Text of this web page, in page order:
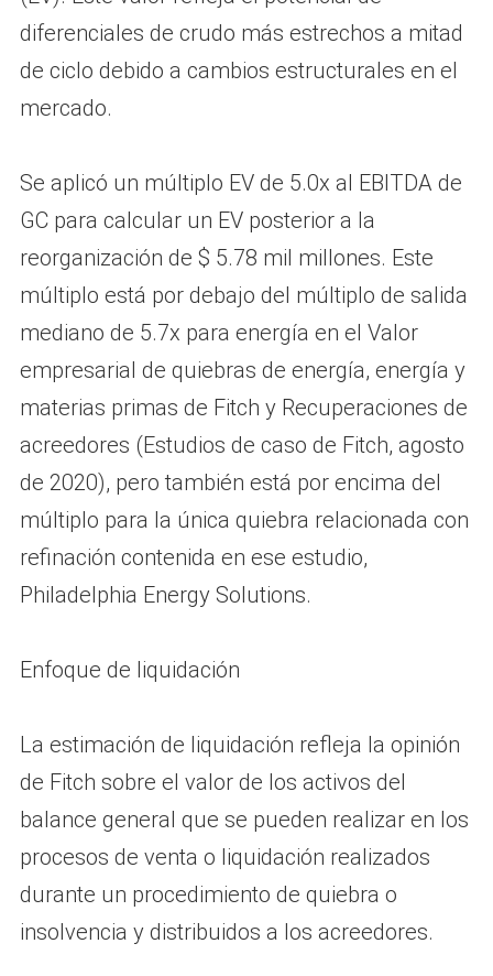
diferenciales de crudo más estrechos a mitad
de ciclo debido a cambios estructurales en el
mercado.
Se aplicó un múltiplo EV de 5.0x al EBITDA de
GC para calcular un EV posterior a la
reorganización de $ 5.78 mil millones. Este
múltiplo está por debajo del múltiplo de salida
mediano de 5.7x para energía en el Valor
empresarial de quiebras de energía, energía y
materias primas de Fitch y Recuperaciones de
acreedores (Estudios de caso de Fitch, agosto
de 2020), pero también está por encima del
múltiplo para la única quiebra relacionada con
refinación contenida en ese estudio,
Philadelphia Energy Solutions.
Enfoque de liquidación
La estimación de liquidación refleja la opinión
de Fitch sobre el valor de los activos del
balance general que se pueden realizar en los
procesos de venta o liquidación realizados
durante un procedimiento de quiebra o
insolvencia y distribuidos a los acreedores.